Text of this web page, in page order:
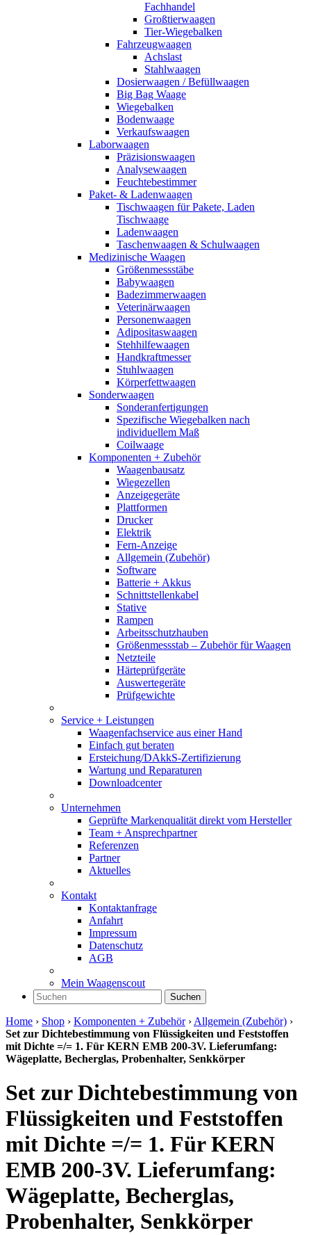
Fachhandel
Großtierwaagen
Tier-Wiegebalken
Fahrzeugwaagen
Achslast
Stahlwaagen
Dosierwaagen / Befüllwaagen
Big Bag Waage
Wiegebalken
Bodenwaage
Verkaufswaagen
Laborwaagen
Präzisionswaagen
Analysewaagen
Feuchtebestimmer
Paket- & Ladenwaagen
Tischwaagen für Pakete, Laden
Tischwaage
Ladenwaagen
Taschenwaagen & Schulwaagen
Medizinische Waagen
Größenmessstäbe
Babywaagen
Badezimmerwaagen
Veterinärwaagen
Personenwaagen
Adipositaswaagen
Stehhilfewaagen
Handkraftmesser
Stuhlwaagen
Körperfettwaagen
Sonderwaagen
Sonderanfertigungen
Spezifische Wiegebalken nach
individuellem Maß
Coilwaage
Komponenten + Zubehör
Waagenbausatz
Wiegezellen
Anzeigegeräte
Plattformen
Drucker
Elektrik
Fern-Anzeige
Allgemein (Zubehör)
Software
Batterie + Akkus
Schnittstellenkabel
Stative
Rampen
Arbeitsschutzhauben
Größenmessstab – Zubehör für Waagen
Netzteile
Härteprüfgeräte
Auswertegeräte
Prüfgewichte
Service + Leistungen
Waagenfachservice aus einer Hand
Einfach gut beraten
Ersteichung/DAkkS-Zertifizierung
Wartung und Reparaturen
Downloadcenter
Unternehmen
Geprüfte Markenqualität direkt vom Hersteller
Team + Ansprechpartner
Referenzen
Partner
Aktuelles
Kontakt
Kontaktanfrage
Anfahrt
Impressum
Datenschutz
AGB
Mein Waagenscout
Suchen
Home › Shop › Komponenten + Zubehör› Allgemein (Zubehör) ›
Set zur Dichtebestimmung von Flüssigkeiten und Feststoffen
mit Dichte =/= 1. Für KERN EMB 200-3V. Lieferumfang:
Wägeplatte, Becherglas, Probenhalter, Senkkörper
Set zur Dichtebestimmung von
Flüssigkeiten und Feststoffen
mit Dichte =/= 1. Für KERN
EMB 200-3V. Lieferumfang:
Wägeplatte, Becherglas,
Probenhalter, Senkkörper